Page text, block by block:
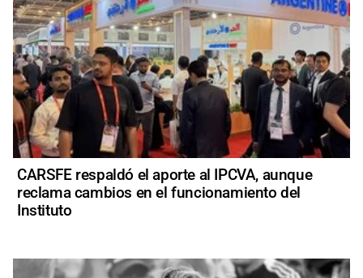
CARSFE respaldó el aporte al IPCVA, aunque
reclama cambios en el funcionamiento del
Instituto